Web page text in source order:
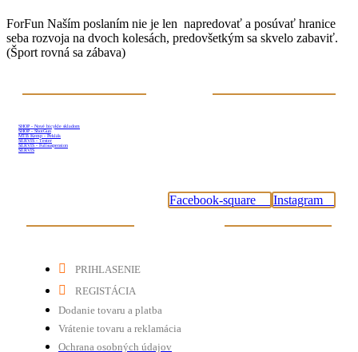
ForFun Naším poslaním nie je len napredovať a posúvať hranice
seba rozvoja na dvoch kolesách, predovšetkým sa skvelo zabaviť.
(Šport rovná sa zábava)
SHOP - Nové bicykle skladom
SHOP - ShotGun
MTB Kemp - Peklák
SERVIS - Tester
SERVIS - Fullsuspension
SERVIS
Facebook-square Instagram
PRIHLASENIE
REGISTÁCIA
Dodanie tovaru a platba
Vrátenie tovaru a reklamácia
Ochrana osobných údajov